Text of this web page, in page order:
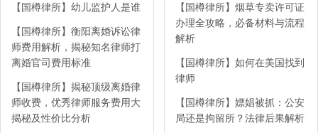
【国樽律所】幼儿监护人是谁
【国樽律所】衡阳离婚诉讼律
师费用解析，揭秘知名律师打
离婚官司费用标准
【国樽律所】揭秘顶级离婚律
师收费，优秀律师服务费用大
揭秘及性价比分析
【国樽律所】烟草专卖许可证
办理全攻略，必备材料与流程
解析
【国樽律所】如何在美国找到
律师
【国樽律所】嫖娼被抓：公安
局还是拘留所？法律后果解析